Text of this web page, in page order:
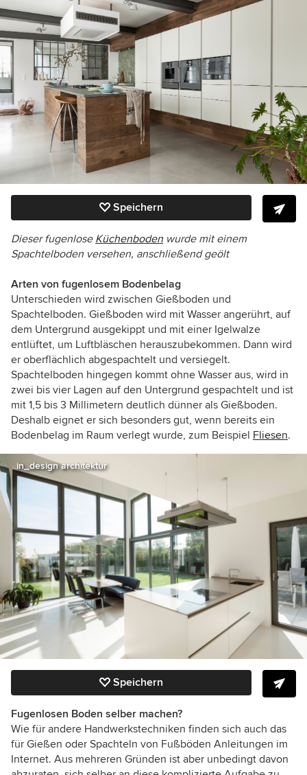
Speichern
Dieser fugenlose Küchenboden wurde mit einem
Spachtelboden versehen, anschließend geölt
Arten von fugenlosem Bodenbelag
Unterschieden wird zwischen Gießboden und
Spachtelboden. Gießboden wird mit Wasser angerührt, auf
dem Untergrund ausgekippt und mit einer Igelwalze
entlüftet, um Luftbläschen herauszubekommen. Dann wird
er oberflächlich abgespachtelt und versiegelt.
Spachtelboden hingegen kommt ohne Wasser aus, wird in
zwei bis vier Lagen auf den Untergrund gespachtelt und ist
mit 1,5 bis 3 Millimetern deutlich dünner als Gießboden.
Deshalb eignet er sich besonders gut, wenn bereits ein
Bodenbelag im Raum verlegt wurde, zum Beispiel Fliesen.
in_design architektur
Speichern
Fugenlosen Boden selber machen?
Wie für andere Handwerkstechniken finden sich auch das
für Gießen oder Spachteln von Fußböden Anleitungen im
Internet. Aus mehreren Gründen ist aber unbedingt davon